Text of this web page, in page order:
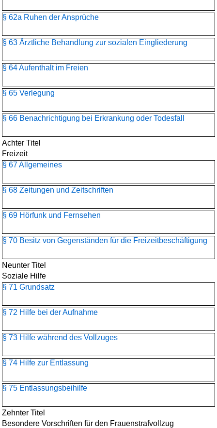
§ 62a Ruhen der Ansprüche
§ 63 Ärztliche Behandlung zur sozialen Eingliederung
§ 64 Aufenthalt im Freien
§ 65 Verlegung
§ 66 Benachrichtigung bei Erkrankung oder Todesfall
Achter Titel
Freizeit
§ 67 Allgemeines
§ 68 Zeitungen und Zeitschriften
§ 69 Hörfunk und Fernsehen
§ 70 Besitz von Gegenständen für die Freizeitbeschäftigung
Neunter Titel
Soziale Hilfe
§ 71 Grundsatz
§ 72 Hilfe bei der Aufnahme
§ 73 Hilfe während des Vollzuges
§ 74 Hilfe zur Entlassung
§ 75 Entlassungsbeihilfe
Zehnter Titel
Besondere Vorschriften für den Frauenstrafvollzug